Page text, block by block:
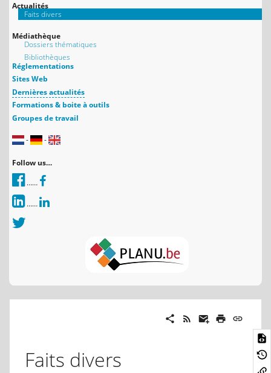
Actualités
Faits divers
Médiathèque
Dossiers thématiques
Bibliothèques
Réglementations
Sites Web
Dernières actualités
Formations & boite à outils
Groupes de travail
- -
Follow us…
……
……
Faits divers